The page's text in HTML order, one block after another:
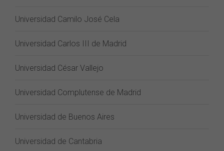
Universidad Camilo José Cela
Universidad Carlos III de Madrid
Universidad César Vallejo
Universidad Complutense de Madrid
Universidad de Buenos Aires
Universidad de Cantabria